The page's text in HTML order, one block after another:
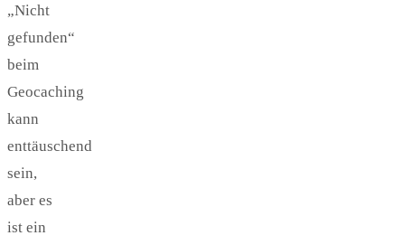
„Nicht
gefunden“
beim
Geocaching
kann
enttäuschend
sein,
aber es
ist ein